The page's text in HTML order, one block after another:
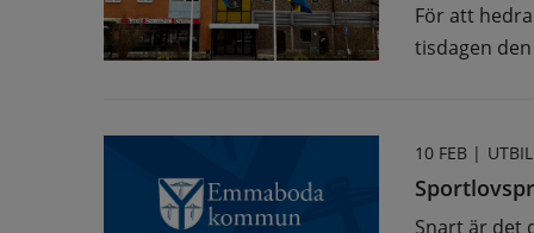
För att
tisdagen
10 FEB |
Snart är det